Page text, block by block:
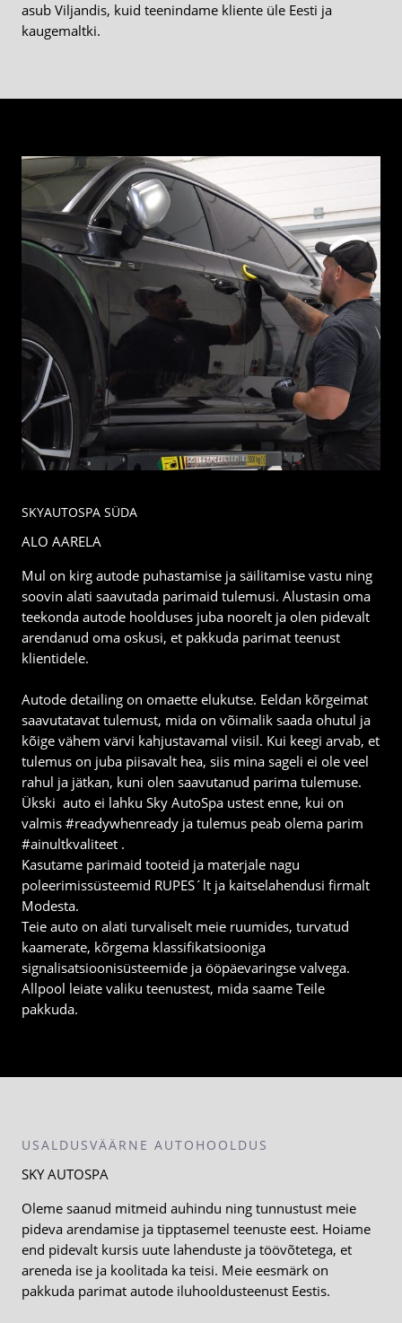
asub Viljandis, kuid teenindame kliente üle Eesti ja
kaugemaltki.
SKYAUTOSPA SÜDA
ALO AARELA
Mul on kirg autode puhastamise ja säilitamise vastu ning
soovin alati saavutada parimaid tulemusi. Alustasin oma
teekonda autode hoolduses juba noorelt ja olen pidevalt
arendanud oma oskusi, et pakkuda parimat teenust
klientidele.
Autode detailing on omaette elukutse. Eeldan kõrgeimat
saavutatavat tulemust, mida on võimalik saada ohutul ja
kõige vähem värvi kahjustavamal viisil. Kui keegi arvab, et
tulemus on juba piisavalt hea, siis mina sageli ei ole veel
rahul ja jätkan, kuni olen saavutanud parima tulemuse.
Ükski auto ei lahku Sky AutoSpa ustest enne, kui on
valmis #readywhenready ja tulemus peab olema parim
#ainultkvaliteet .
Kasutame parimaid tooteid ja materjale nagu
poleerimissüsteemid RUPES´lt ja kaitselahendusi firmalt
Modesta.
Teie auto on alati turvaliselt meie ruumides, turvatud
kaamerate, kõrgema klassifikatsiooniga
signalisatsioonisüsteemide ja ööpäevaringse valvega.
Allpool leiate valiku teenustest, mida saame Teile
pakkuda.
USALDUSVÄÄRNE AUTOHOOLDUS
SKY AUTOSPA
Oleme saanud mitmeid auhindu ning tunnustust meie
pideva arendamise ja tipptasemel teenuste eest. Hoiame
end pidevalt kursis uute lahenduste ja töövõtetega, et
areneda ise ja koolitada ka teisi. Meie eesmärk on
pakkuda parimat autode iluhooldusteenust Eestis.